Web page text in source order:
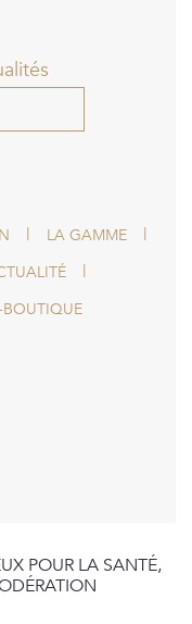
LA GAMME
BOUTIQUE
POUR LA SANTÉ,